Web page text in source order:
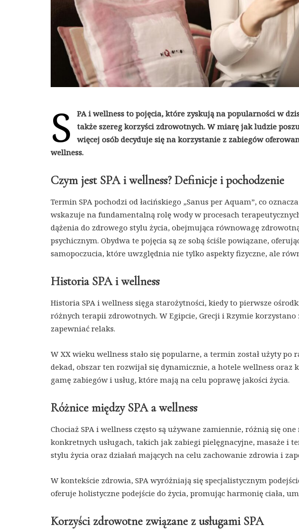
S
PA i wellness to pojęcia, które zyskują na popularności w
także szereg korzyści zdrowotnych. W miarę jak ludzie
więcej osób decyduje się na korzystanie z zabiegów
wellness.
Czym jest SPA i wellness? Definicje i pochodzenie
Termin SPA pochodzi od łacińskiego „Sanus per Aquam”, co
wskazuje na fundamentalną rolę wody w procesach
dążenia do zdrowego stylu życia, obejmująca równowagę
psychicznym. Obydwa te pojęcia są ze sobą ściśle powiązane,
samopoczucia, które uwzględnia nie tylko aspekty fizyczne, ale
Historia SPA i wellness
Historia SPA i wellness sięga starożytności, kiedy to pierwsze
różnych terapii zdrowotnych. W Egipcie, Grecji i Rzymie korzystano
zapewniać relaks.
W XX wieku wellness stało się popularne, a termin został użyty po
dekad, obszar ten rozwijał się dynamicznie, a hotele wellness oraz
gamę zabiegów i usług, które mają na celu poprawę jakości życia.
Różnice między SPA a wellness
Chociaż SPA i wellness często są używane zamiennie, różnią się
konkretnych usługach, takich jak zabiegi pielęgnacyjne, masaże i
stylu życia oraz działań mających na celu zachowanie zdrowia i
W kontekście zdrowia, SPA wyróżniają się specjalistycznym
oferuje holistyczne podejście do życia, promując harmonię ciała,
Korzyści zdrowotne związane z usługami SPA